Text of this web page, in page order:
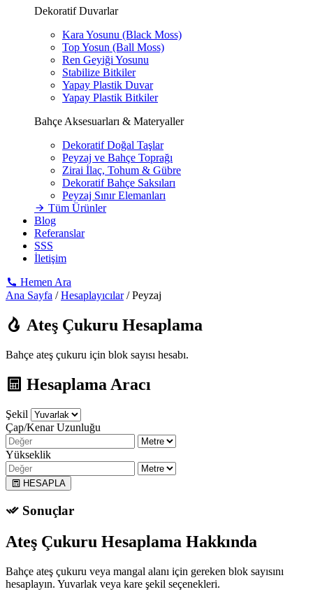
Dekoratif Duvarlar
Kara Yosunu (Black Moss)
Top Yosun (Ball Moss)
Ren Geyiği Yosunu
Stabilize Bitkiler
Yapay Plastik Duvar
Yapay Plastik Bitkiler
Bahçe Aksesuarları & Materyaller
Dekoratif Doğal Taşlar
Peyzaj ve Bahçe Toprağı
Zirai İlaç, Tohum & Gübre
Dekoratif Bahçe Saksıları
Peyzaj Sınır Elemanları
Tüm Ürünler
Blog
Referanslar
SSS
İletişim
Hemen Ara
Ana Sayfa / Hesaplayıcılar / Peyzaj
Ateş Çukuru Hesaplama
Bahçe ateş çukuru için blok sayısı hesabı.
Hesaplama Aracı
Şekil
Çap/Kenar Uzunluğu
Yükseklik
HESAPLA
Sonuçlar
Ateş Çukuru Hesaplama Hakkında
Bahçe ateş çukuru veya mangal alanı için gereken blok sayısını
hesaplayın. Yuvarlak veya kare şekil seçenekleri.